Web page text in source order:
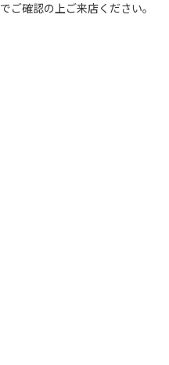
でご確認の上ご来店ください。